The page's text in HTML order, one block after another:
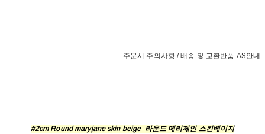
주문시 주의사항 / 배송 및 교환반품 AS안내
#2cm Round maryjane skin beige 라운드 메리제인 스킨베이지